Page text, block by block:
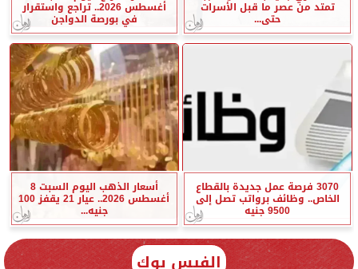
تمتد من عصر ما قبل الأسرات
حتى...
أغسطس 2026.. تراجع واستقرار
في بورصة الدواجن
3070 فرصة عمل جديدة بالقطاع
الخاص.. وظائف برواتب تصل إلى
9500 جنيه
أسعار الذهب اليوم السبت 8
أغسطس 2026.. عيار 21 يقفز 100
جنيه...
الفيس بوك